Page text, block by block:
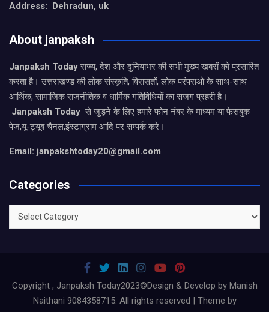
Address: Dehradun, uk
About janpaksh
Janpaksh Todayराज्य, देश और दुनियाभर की सभी मुख्य खबरों को प्रसारित
करता है। उत्तराखण्ड की लोक संस्कृति, विरासतों, लोक परंपराओ के साथ-साथ
आर्थिक, सामाजिक राजनीतिक व धार्मिक गतिविधियों का सजग प्रहरी है।
Janpaksh Today से जुड़ने के लिए हमारे फोन नंबर के माध्यम या फेसबुक
पेज,यू-ट्यूब चैनल,इंस्टाग्राम आदि पर सम्पर्क करे।
Email: janpakshtoday20@gmail.com
Categories
Categories
Copyright , Janpaksh Today2023©Design & Develop by Manish
Naithani 9084358715. All rights reserved | Theme by